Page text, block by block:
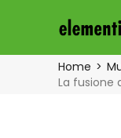
Home
La fusione